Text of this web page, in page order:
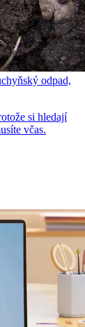
odpad,
si hledají
včas.